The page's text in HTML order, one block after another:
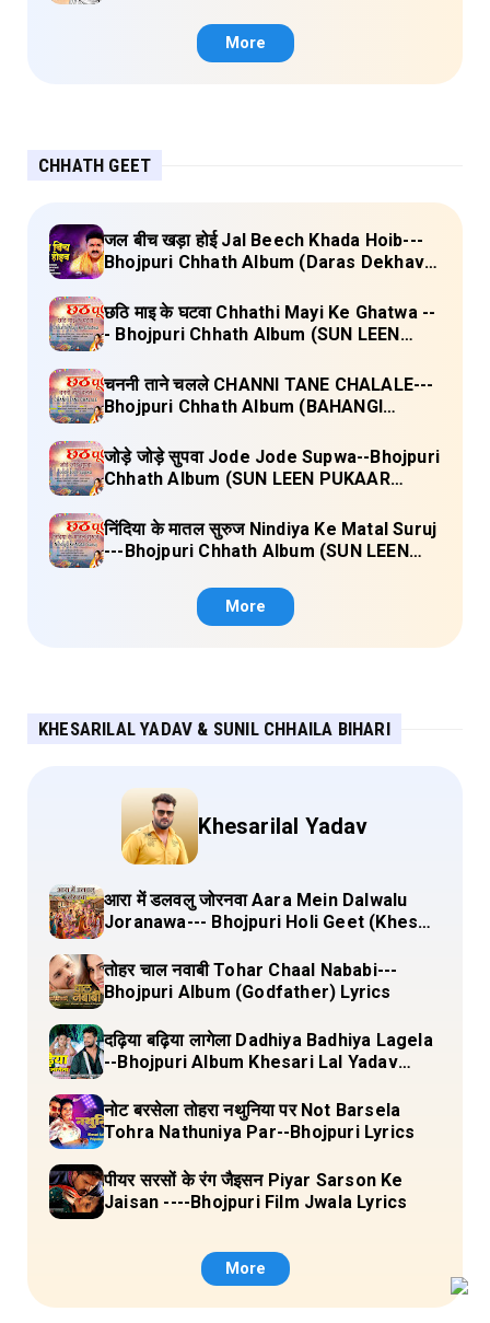
More
CHHATH GEET
जल बीच खड़ा होई Jal Beech Khada Hoib---
Bhojpuri Chhath Album (Daras Dekhava
छठि माइ के घटवा Chhathi Mayi Ke Ghatwa --
- Bhojpuri Chhath Album (SUN LEEN
Lyrics
चननी ताने चलले CHANNI TANE CHALALE---
Bhojpuri Chhath Album (BAHANGI
जोड़े जोड़े सुपवा Jode Jode Supwa--Bhojpuri
Chhath Album (SUN LEEN PUKAAR
निंदिया के मातल सुरुज Nindiya Ke Matal Suruj
---Bhojpuri Chhath Album (SUN LEEN
More
KHESARILAL YADAV & SUNIL CHHAILA BIHARI
Khesarilal Yadav
आरा में डलवलु जोरनवा Aara Mein Dalwalu
Joranawa--- Bhojpuri Holi Geet (Khesari
तोहर चाल नवाबी Tohar Chaal Nababi---
Bhojpuri Album (Godfather) Lyrics
दढ़िया बढ़िया लागेला Dadhiya Badhiya Lagela
--Bhojpuri Album Khesari Lal Yadav
नोट बरसेला तोहरा नथुनिया पर Not Barsela
Tohra Nathuniya Par--Bhojpuri Lyrics
पीयर सरसों के रंग जैइसन Piyar Sarson Ke
Jaisan ----Bhojpuri Film Jwala Lyrics
More